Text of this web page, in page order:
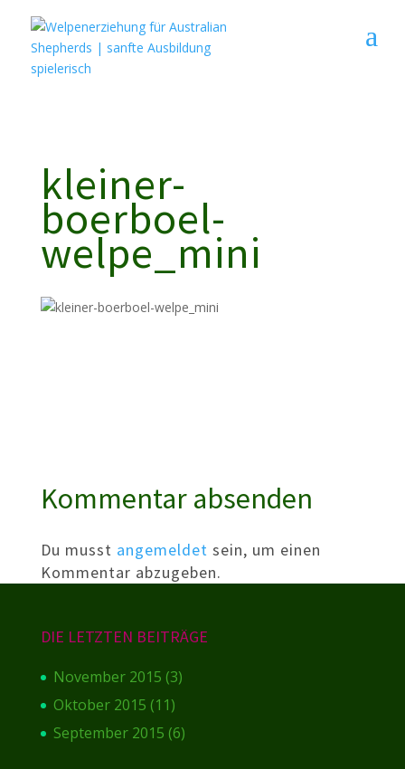
jxIe3rVoAoLtlnvBwPeGoGlTxnA
kleiner-
boerboel-
welpe_mini
Kommentar absenden
Du musst angemeldet sein, um einen
Kommentar abzugeben.
DIE LETZTEN BEITRÄGE
November 2015 (3)
Oktober 2015 (11)
September 2015 (6)